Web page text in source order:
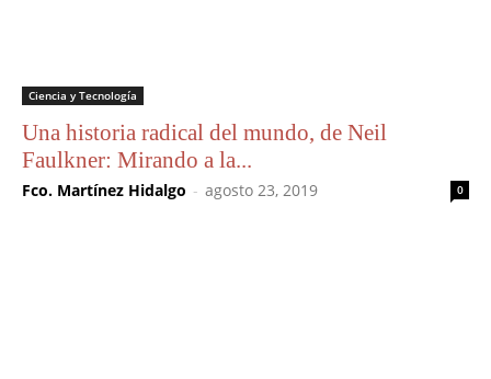
Ciencia y Tecnología
Una historia radical del mundo, de Neil
Faulkner: Mirando a la...
Fco. Martínez Hidalgo - agosto 23, 2019 0